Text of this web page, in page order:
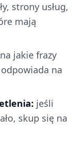
strony usług,
mają
jakie frazy
na
jeśli
skup się na